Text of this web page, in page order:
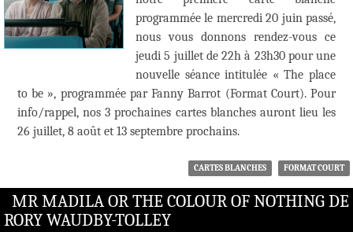
programmée le mercredi 20 juin passé,
nous vous donnons rendez-vous ce
jeudi 5 juillet de 22h à 23h30 pour une
nouvelle séance intitulée « The place
to be », programmée par Fanny Barrot (Format Court). Pour
info/rappel, nos 3 prochaines cartes blanches auront lieu les
26 juillet, 8 août et 13 septembre prochains.
CARTES BLANCHES FORMAT COURT
MR MADILA OR THE COLOUR OF NOTHING DE
RORY WAUDBY-TOLLEY